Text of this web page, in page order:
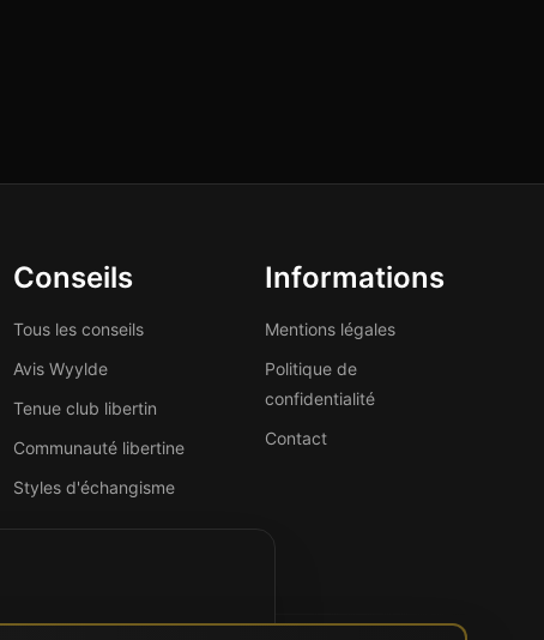
Conseils
Tous les conseils
Avis Wyylde
Tenue club libertin
Communauté libertine
Styles d'échangisme
Informations
Mentions légales
Politique de
confidentialité
Contact